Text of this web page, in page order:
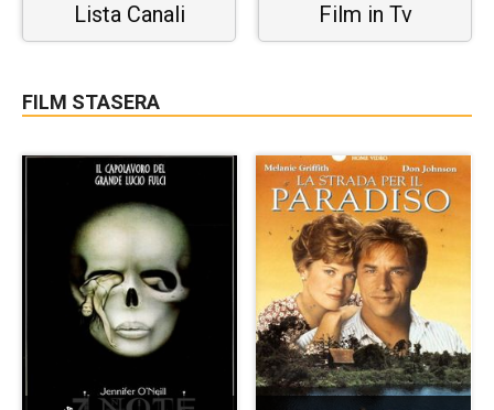
Lista Canali Film in Tv
FILM STASERA